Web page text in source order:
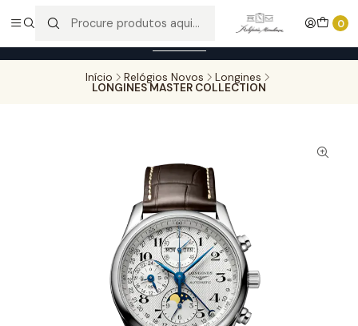
0
Entregas gratuitas para compras superiores a 100,00€ - Todas as
encomendas serão sujeitas a confirmação de stock.
Início Relógios Novos Longines
LONGINES MASTER COLLECTION